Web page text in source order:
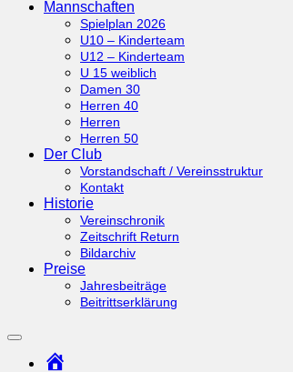
Mannschaften
Spielplan 2026
U10 – Kinderteam
U12 – Kinderteam
U 15 weiblich
Damen 30
Herren 40
Herren
Herren 50
Der Club
Vorstandschaft / Vereinsstruktur
Kontakt
Historie
Vereinschronik
Zeitschrift Return
Bildarchiv
Preise
Jahresbeiträge
Beitrittserklärung
Suchfeld
ein-/ausblenden